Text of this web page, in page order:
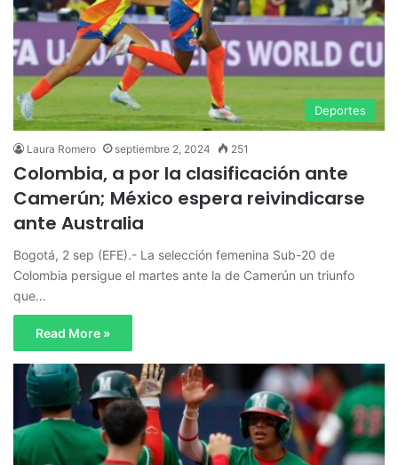
Deportes
Laura Romero septiembre 2, 2024 251
Colombia, a por la clasificación ante
Camerún; México espera reivindicarse
ante Australia
Bogotá, 2 sep (EFE).- La selección femenina Sub-20 de
Colombia persigue el martes ante la de Camerún un triunfo
que…
Read More »